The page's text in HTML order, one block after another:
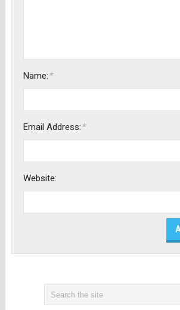
Name:*
Email Address:*
Website: